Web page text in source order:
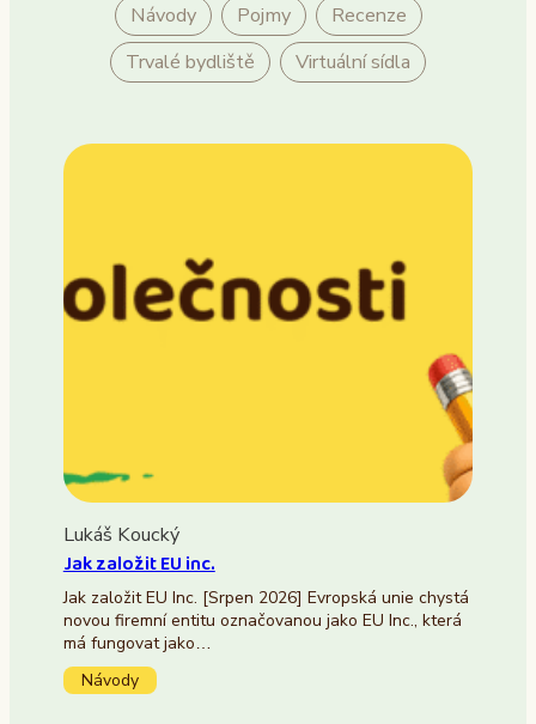
Návody Pojmy
Recenze
Trvalé bydliště
Virtuální sídla
Lukáš Koucký
Jak založit EU inc.
Jak založit EU Inc. [Srpen 2026] Evropská unie chystá
novou firemní entitu označovanou jako EU Inc., která
má fungovat jako…
Návody